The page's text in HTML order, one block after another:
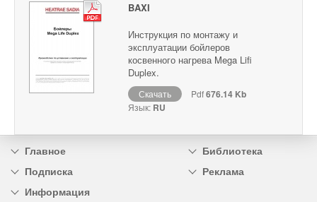
BAXI
Инструкция по монтажу и
эксплуатации бойлеров
косвенного нагрева Mega Lifi
Duplex.
Скачать Pdf676.14 Kb
Язык: RU
Главное
Библиотека
Подписка
Реклама
Информация